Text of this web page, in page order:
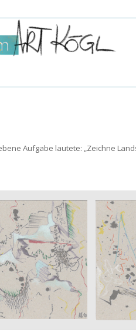
Aufgabe lautete: „Zeichne